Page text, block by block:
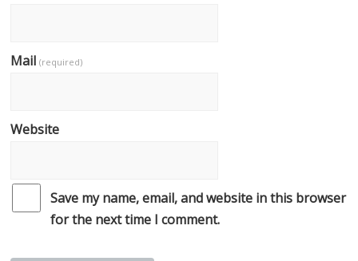
Mail(required)
Website
Save my name, email, and website in this browser
for the next time I comment.